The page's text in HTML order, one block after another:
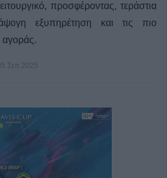
προσφέροντας, τεράστια
εξυπηρέτηση και τις πιο
αγοράς.
05 Σεπ 2025